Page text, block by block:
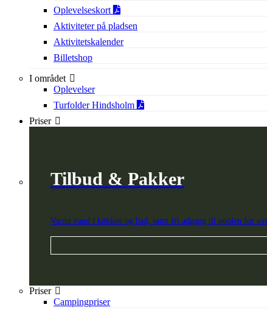
Oplevelseskort
Aktiviteter på pladsen
Aktivitetskalender
Billetshop
I området
Oplevelser
Turfolder Hindsholm
Priser
Tilbud & Pakker
Varmt vand i køkken og bad, samt fri adgang til poolen for
Priser
Campingpriser